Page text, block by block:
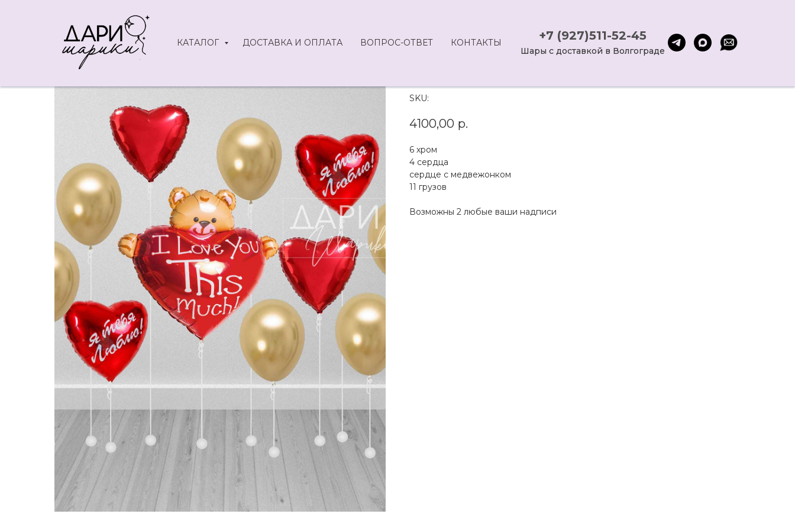
КАТАЛОГ ДОСТАВКА И ОПЛАТА ВОПРОС-ОТВЕТ КОНТАКТЫ +7 (927)511-52-45
Шары с доставкой в Волгограде
SKU:
4100,00 р.
6 хром
4 сердца
сердце с медвежонком
11 грузов
Возможны 2 любые ваши надписи